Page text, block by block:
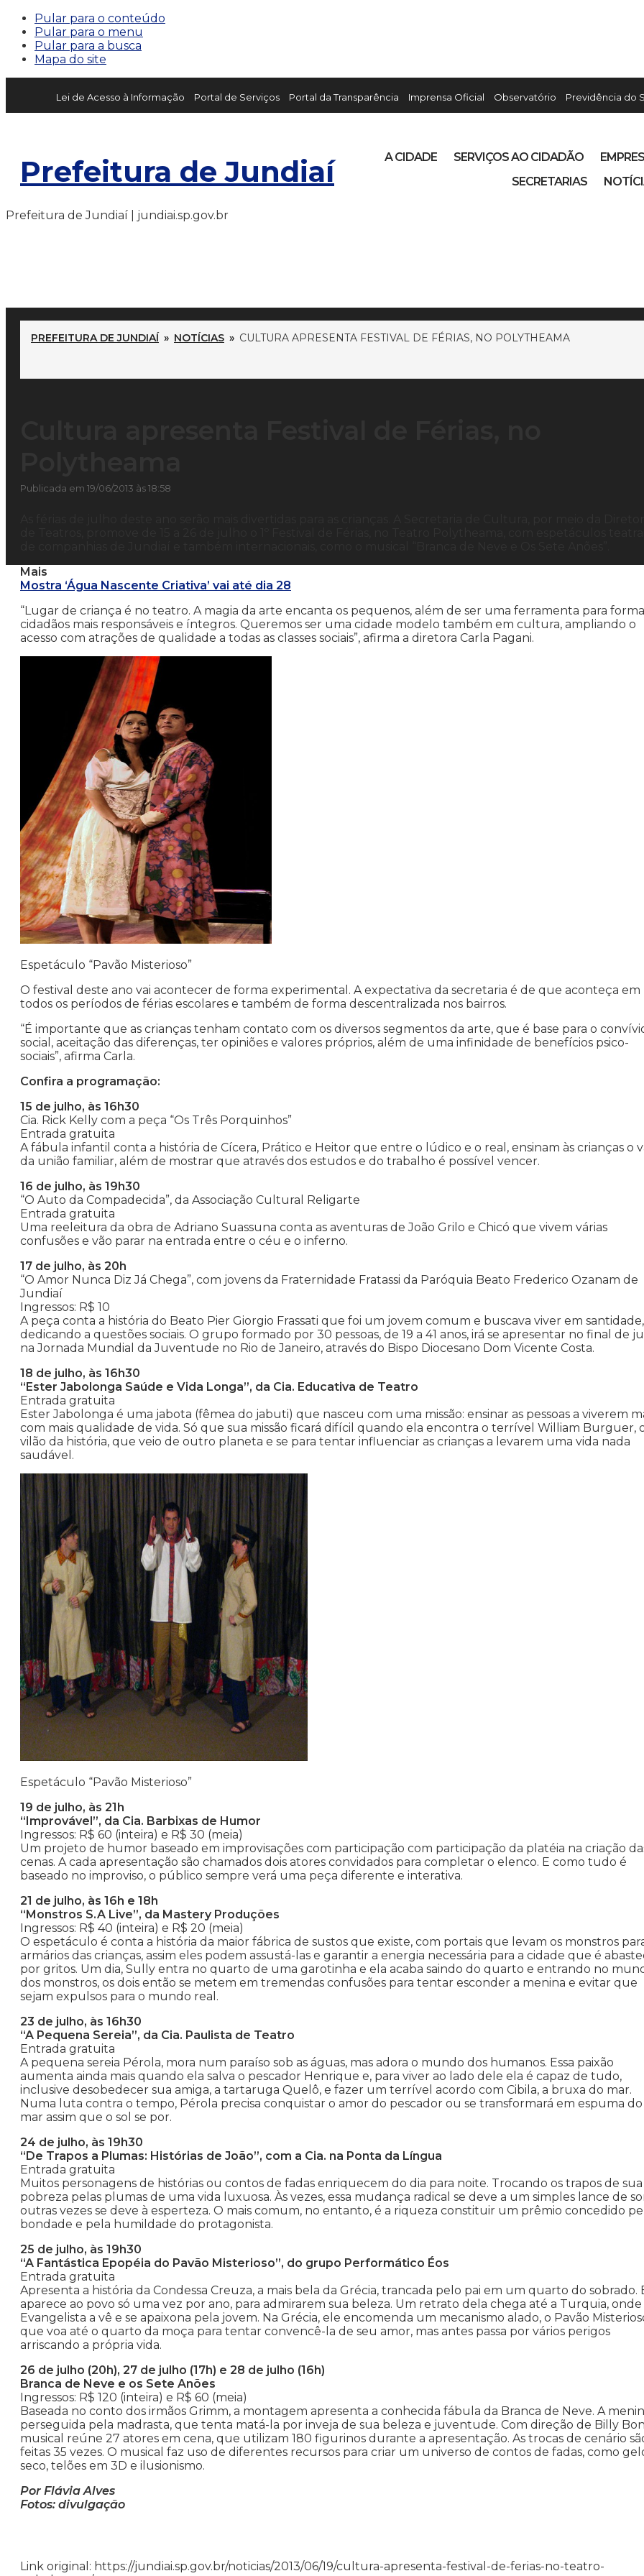
Pular para o conteúdo
Pular para o menu
Pular para a busca
Mapa do site
Lei de Acesso à Informação Portal de Serviços Portal da Transparência Imprensa Oficial Observatório Previdência do
Prefeitura de Jundiaí A CIDADE SERVIÇOS AO CIDADÃO
SECRETARIAS
Prefeitura de Jundiaí | jundiai.sp.gov.br
PREFEITURA DE JUNDIAÍ » NOTÍCIAS » CULTURA APRESENTA FESTIVAL DE FÉRIAS, NO POLYTHEAMA
Publicada em 19/06/2013 às 18:58
Mais
Mostra ‘Água Nascente Criativa’ vai até dia 28
“Lugar de criança é no teatro. A magia da arte encanta os pequenos, além de ser uma ferramenta para
cidadãos mais responsáveis e íntegros. Queremos ser uma cidade modelo também em cultura, ampliando o
acesso com atrações de qualidade a todas as classes sociais”, afirma a diretora Carla Pagani.
Espetáculo “Pavão Misterioso”
O festival deste ano vai acontecer de forma experimental. A expectativa da secretaria é de que aconteça em
todos os períodos de férias escolares e também de forma descentralizada nos bairros.
“É importante que as crianças tenham contato com os diversos segmentos da arte, que é base para o
social, aceitação das diferenças, ter opiniões e valores próprios, além de uma infinidade de benefícios psico-
sociais”, afirma Carla.
Confira a programação:
15 de julho, às 16h30
Cia. Rick Kelly com a peça “Os Três Porquinhos”
Entrada gratuita
A fábula infantil conta a história de Cícera, Prático e Heitor que entre o lúdico e o real, ensinam às crianças o
da união familiar, além de mostrar que através dos estudos e do trabalho é possível vencer.
16 de julho, às 19h30
“O Auto da Compadecida”, da Associação Cultural Religarte
Entrada gratuita
Uma reeleitura da obra de Adriano Suassuna conta as aventuras de João Grilo e Chicó que vivem várias
confusões e vão parar na entrada entre o céu e o inferno.
17 de julho, às 20h
“O Amor Nunca Diz Já Chega”, com jovens da Fraternidade Fratassi da Paróquia Beato Frederico Ozanam de
Jundiaí
Ingressos: R$ 10
A peça conta a história do Beato Pier Giorgio Frassati que foi um jovem comum e buscava viver em
dedicando a questões sociais. O grupo formado por 30 pessoas, de 19 a 41 anos, irá se apresentar no final de
na Jornada Mundial da Juventude no Rio de Janeiro, através do Bispo Diocesano Dom Vicente Costa.
18 de julho, às 16h30
“Ester Jabolonga Saúde e Vida Longa”, da Cia. Educativa de Teatro
Entrada gratuita
Ester Jabolonga é uma jabota (fêmea do jabuti) que nasceu com uma missão: ensinar as pessoas a viverem
com mais qualidade de vida. Só que sua missão ficará difícil quando ela encontra o terrível William Burguer,
vilão da história, que veio de outro planeta e se para tentar influenciar as crianças a levarem uma vida nada
saudável.
Espetáculo “Pavão Misterioso”
19 de julho, às 21h
“Improvável”, da Cia. Barbixas de Humor
Ingressos: R$ 60 (inteira) e R$ 30 (meia)
Um projeto de humor baseado em improvisações com participação com participação da platéia na criação
cenas. A cada apresentação são chamados dois atores convidados para completar o elenco. E como tudo é
baseado no improviso, o público sempre verá uma peça diferente e interativa.
21 de julho, às 16h e 18h
“Monstros S.A Live”, da Mastery Produções
Ingressos: R$ 40 (inteira) e R$ 20 (meia)
O espetáculo é conta a história da maior fábrica de sustos que existe, com portais que levam os monstros
armários das crianças, assim eles podem assustá-las e garantir a energia necessária para a cidade que é
por gritos. Um dia, Sully entra no quarto de uma garotinha e ela acaba saindo do quarto e entrando no
dos monstros, os dois então se metem em tremendas confusões para tentar esconder a menina e evitar que
sejam expulsos para o mundo real.
23 de julho, às 16h30
“A Pequena Sereia”, da Cia. Paulista de Teatro
Entrada gratuita
A pequena sereia Pérola, mora num paraíso sob as águas, mas adora o mundo dos humanos. Essa paixão
aumenta ainda mais quando ela salva o pescador Henrique e, para viver ao lado dele ela é capaz de tudo,
inclusive desobedecer sua amiga, a tartaruga Quelô, e fazer um terrível acordo com Cibila, a bruxa do mar.
Numa luta contra o tempo, Pérola precisa conquistar o amor do pescador ou se transformará em espuma do
mar assim que o sol se por.
24 de julho, às 19h30
“De Trapos a Plumas: Histórias de João”, com a Cia. na Ponta da Língua
Entrada gratuita
Muitos personagens de histórias ou contos de fadas enriquecem do dia para noite. Trocando os trapos de sua
pobreza pelas plumas de uma vida luxuosa. Às vezes, essa mudança radical se deve a um simples lance de
outras vezes se deve à esperteza. O mais comum, no entanto, é a riqueza constituir um prêmio concedido
bondade e pela humildade do protagonista.
25 de julho, às 19h30
“A Fantástica Epopéia do Pavão Misterioso”, do grupo Performático Éos
Entrada gratuita
Apresenta a história da Condessa Creuza, a mais bela da Grécia, trancada pelo pai em um quarto do sobrado.
aparece ao povo só uma vez por ano, para admirarem sua beleza. Um retrato dela chega até a Turquia, onde
Evangelista a vê e se apaixona pela jovem. Na Grécia, ele encomenda um mecanismo alado, o Pavão
que voa até o quarto da moça para tentar convencê-la de seu amor, mas antes passa por vários perigos
arriscando a própria vida.
26 de julho (20h), 27 de julho (17h) e 28 de julho (16h)
Branca de Neve e os Sete Anões
Ingressos: R$ 120 (inteira) e R$ 60 (meia)
Baseada no conto dos irmãos Grimm, a montagem apresenta a conhecida fábula da Branca de Neve. A
perseguida pela madrasta, que tenta matá-la por inveja de sua beleza e juventude. Com direção de Billy
musical reúne 27 atores em cena, que utilizam 180 figurinos durante a apresentação. As trocas de cenário
feitas 35 vezes. O musical faz uso de diferentes recursos para criar um universo de contos de fadas, como
seco, telões em 3D e ilusionismo.
Por Flávia Alves
Fotos: divulgação
Link original: https://jundiai.sp.gov.br/noticias/2013/06/19/cultura-apresenta-festival-de-ferias-no-teatro-